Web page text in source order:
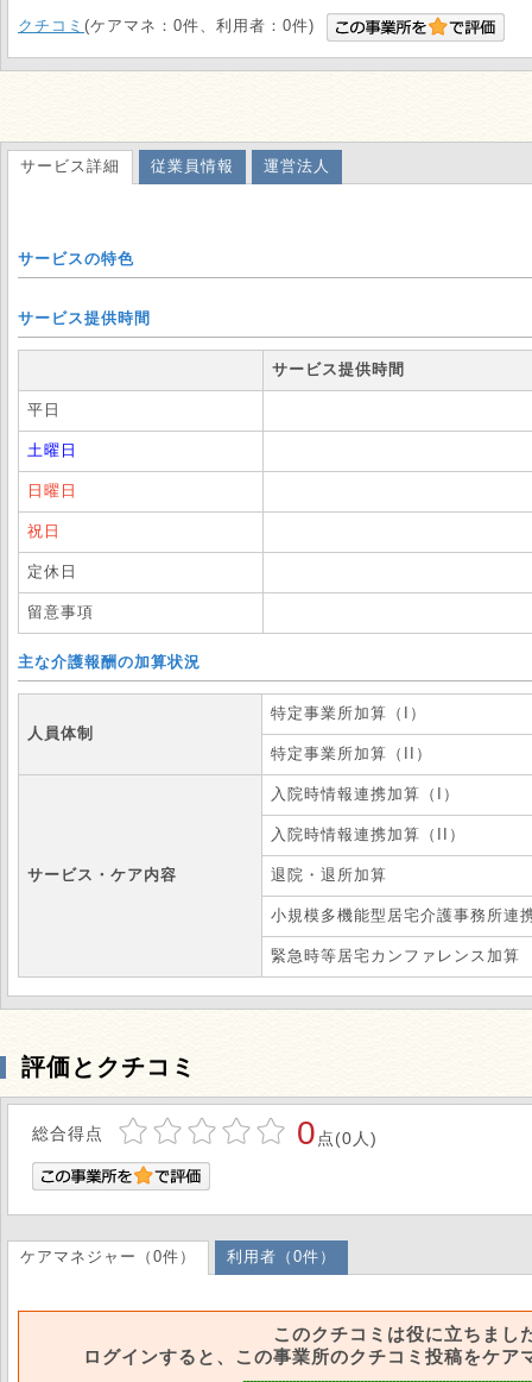
クチコミ (ケアマネ：0件、利用者：0件)
サービス詳細 従業員情報 運営法人
サービスの特色
サービス提供時間
サービス提供時間
平日
土曜日
日曜日
祝日
定休日
留意事項
主な介護報酬の加算状況
人員体制
特定事業所加算（I）
特定事業所加算（II）
サービス・ケア内容
入院時情報連携加算（I）
入院時情報連携加算（II）
退院・退所加算
小規模多機能型居宅介護事務所連
緊急時等居宅カンファレンス加算
評価とクチコミ
総合得点 0 点(0人)
ケアマネジャー（0件） 利用者（0件）
このクチコミは役に立ちまし
ログインすると、この事業所のクチコミ投稿をケア